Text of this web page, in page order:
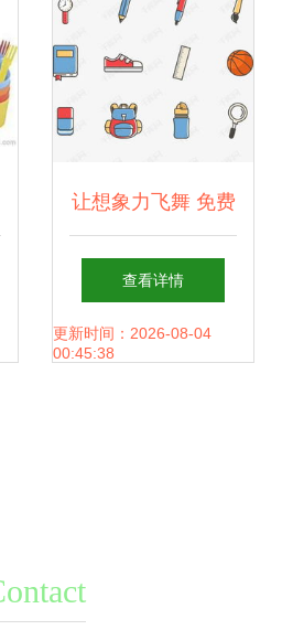
让想象力飞舞 免费
获取高清卡通儿童
日常用品PSD素材
查看详情
更新时间：2026-08-04
00:45:38